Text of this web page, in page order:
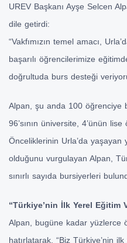
UREV Başkanı Ayşe Selcen
dile getirdi:
“Vakfımızın temel amacı,
başarılı öğrencilerimize
doğrultuda burs desteği
Alpan, şu anda 100 öğrenciye
96’sının üniversite, 4’ünün
Önceliklerinin Urla’da
olduğunu vurgulayan Alpan,
sınırlı sayıda bursiyerleri
“Türkiye’nin İlk Yerel Eğitim
Alpan, bugüne kadar yüzlerce
hatırlatarak, “Biz Türkiye’nin